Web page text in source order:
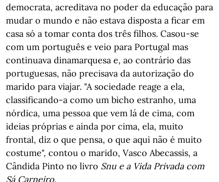
democrata, acreditava no poder da educação para
mudar o mundo e não estava disposta a ficar em
casa só a tomar conta dos três filhos. Casou-se
com um português e veio para Portugal mas
continuava dinamarquesa e, ao contrário das
portuguesas, não precisava da autorização do
marido para viajar. "A sociedade reage a ela,
classificando-a como um bicho estranho, uma
nórdica, uma pessoa que vem lá de cima, com
ideias próprias e ainda por cima, ela, muito
frontal, diz o que pensa, o que aqui não é muito
costume", contou o marido, Vasco Abecassis, a
Cândida Pinto no livro Snu e a Vida Privada com
Sá Carneiro.